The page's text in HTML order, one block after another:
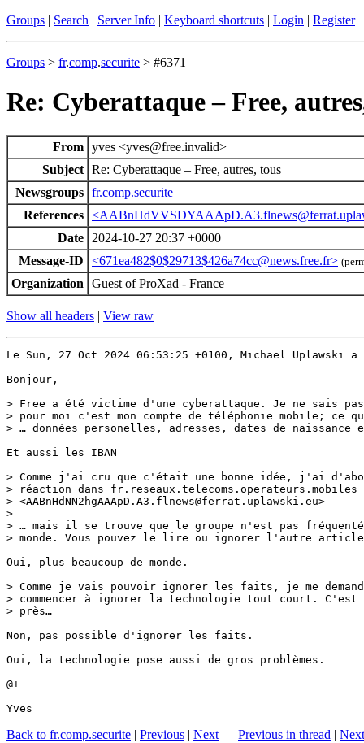
Groups | Search | Server Info | Keyboard shortcuts | Login | Register
Groups > fr.comp.securite > #6371
Re: Cyberattaque – Free,
From yves <yves@free.invalid>
Subject Re: Cyberattaque – Free, autres, tous
Newsgroups fr.comp.securite
References
Date
2024-10-27 20:37 +0000
Message-ID
<671ea482$0$29713$426a74cc@news.free.fr>
Organization Guest of ProXad - France
Show all headers | View raw
Le Sun, 27 Oct 2024 06:53:25 +0100, Michael Uplawski
Bonjour,
> Free a été victime d'une cyberattaque. Je ne sais
> pour moi c'est mon compte de téléphonie mobile; ce
> … données personelles, adresses, dates de
Et aussi les IBAN
> Comme j'ai cru que c'était une bonne idée, j'ai
> réaction dans
> <AABnHdNN2hgAAApD.A3.flnews@ferrat.uplawski.eu>
>
> … mais il se trouve que le groupe n'est pas fréquenté
> monde. Vous pouvez le lire ou ignorer l'autre
Oui, plus beaucoup de monde.
> Comme je vais pouvoir ignorer les faits, je me
> commencer à ignorer la technologie tout court.
> près…
Non, pas possible d'ignorer les faits.
Oui, la technologie pose aussi de gros problèmes.
@+
--
Yves
Back to fr.comp.securite | Previous | Next — Previous in thread |